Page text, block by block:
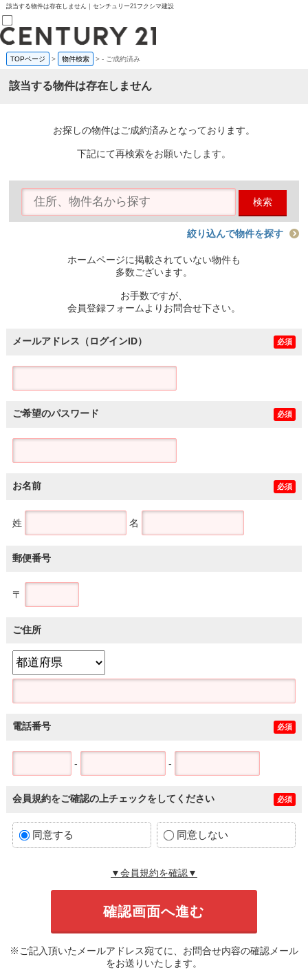
該当する物件は存在しません｜センチュリー21フクシマ建設
売買部
0120-800-844
賃貸部
会員メニュー
物件を探す
購入TOP
条件から探す
住宅ローン控除シミュレータ
TOPページ > 物件検索 >- ご成約済み
該当する物件は存在しません
お探しの物件はご成約済みとなっております。
下記にて再検索をお願いたします。
検索
絞り込んで物件を探す
ホームページに掲載されていない物件も
多数ございます。
お手数ですが、
会員登録フォームよりお問合せ下さい。
メールアドレス（ログインID） 必須
ご希望のパスワード 必須
お名前 必須
姓 名
郵便番号
〒
ご住所
電話番号 必須
- -
会員規約をご確認の上チェックをしてください 必須
同意する 同意しない
▼会員規約を確認▼
※ご記入頂いたメールアドレス宛てに、お問合せ内容の確認メール
をお送りいたします。